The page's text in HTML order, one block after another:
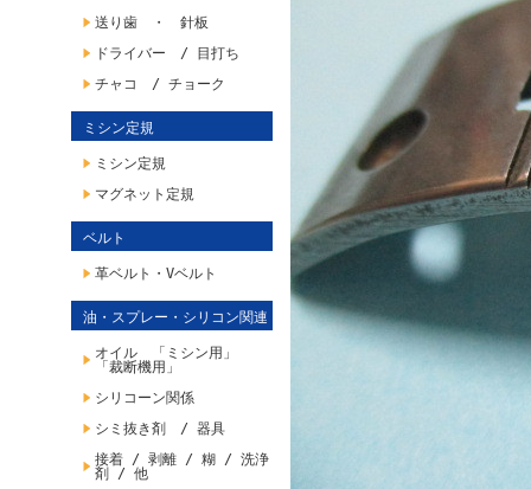
送り歯 ・ 針板
ドライバー / 目打ち
チャコ / チョーク
ミシン定規
ミシン定規
マグネット定規
ベルト
革ベルト・Vベルト
油・スプレー・シリコン関連
オイル 「ミシン用」
「裁断機用」
シリコーン関係
シミ抜き剤 / 器具
接着 / 剥離 / 糊 / 洗浄
剤 / 他